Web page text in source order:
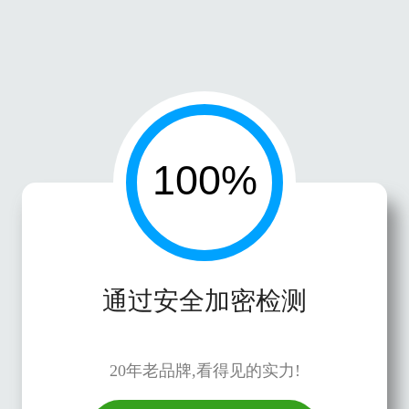
通过安全加密检测
20年老品牌,看得见的实力!